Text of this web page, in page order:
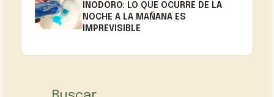
INODORO: LO QUE OCURRE DE LA
NOCHE A LA MAÑANA ES
IMPREVISIBLE